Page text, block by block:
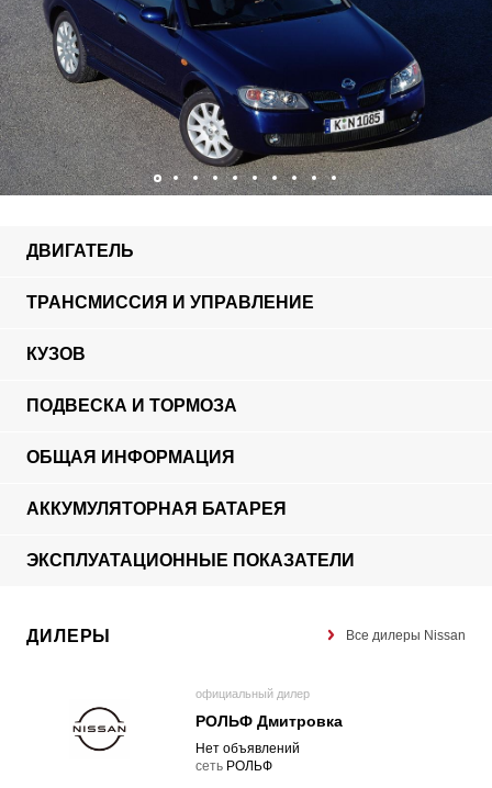
ДВИГАТЕЛЬ
ТРАНСМИССИЯ И УПРАВЛЕНИЕ
КУЗОВ
ПОДВЕСКА И ТОРМОЗА
ОБЩАЯ ИНФОРМАЦИЯ
АККУМУЛЯТОРНАЯ БАТАРЕЯ
ЭКСПЛУАТАЦИОННЫЕ ПОКАЗАТЕЛИ
ДИЛЕРЫ Все дилеры Nissan
официальный дилер
РОЛЬФ Дмитровка
Нет объявлений
cеть РОЛЬФ